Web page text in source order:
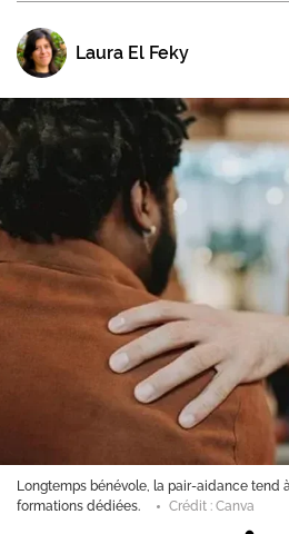
Laura El Feky
Longtemps bénévole, la pair-aidance tend
formations dédiées.
Crédit : Canva